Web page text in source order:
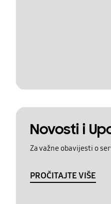
Novosti i
Za važne obavijesti o
PROČITAJTE VIŠE